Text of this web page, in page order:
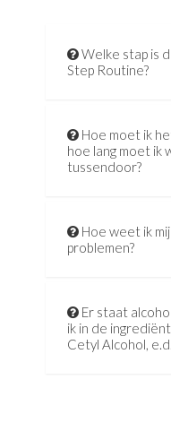
Welke stap is
Step Routine?
Hoe moet ik
hoe lang moet ik
tussendoor?
Hoe weet ik
problemen?
Er staat
ik in de
Cetyl Alcohol,